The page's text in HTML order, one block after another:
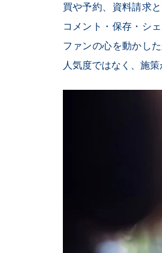
買や予約、資料請求
コメント・保存・シ
ファンの心を動かし
人気度ではなく、施